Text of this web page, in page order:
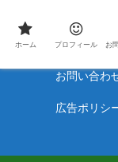
最新アニメのあら
ホーム
お問い合わ
広告ポリシ
ホーム プロフィール お